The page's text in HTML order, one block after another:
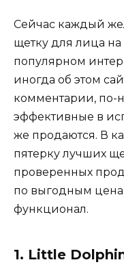
Сейчас каждый
щетку для лица
популярном
иногда об этом
комментарии, по-
эффективные в
же продаются. В
пятерку лучших
проверенных
по выгодным
функционал.
1. Little